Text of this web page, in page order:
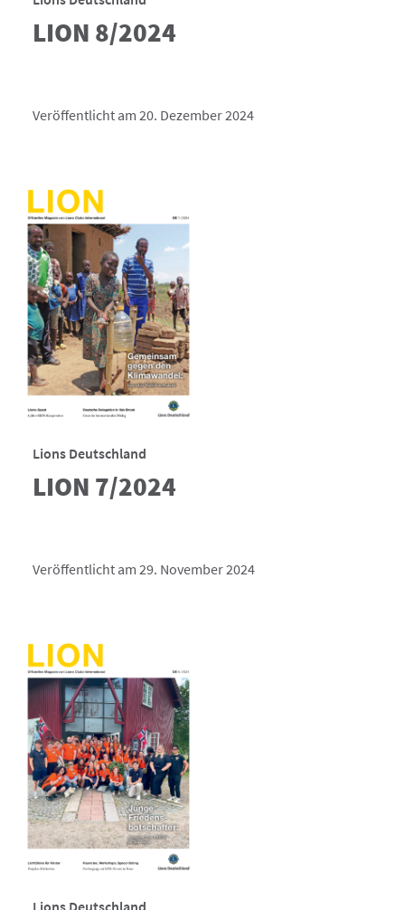
LION 8/2024
Veröffentlicht am 20. Dezember 2024
Lions Deutschland
LION 7/2024
Veröffentlicht am 29. November 2024
Lions Deutschland